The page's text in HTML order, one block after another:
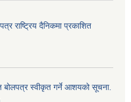
राष्ट्रिय दैनिकमा प्रकाशित
बोलपत्र स्वीकृत गर्ने आशयको सूचना.